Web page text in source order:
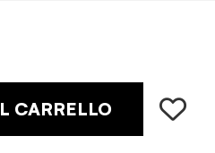
CARRELLO